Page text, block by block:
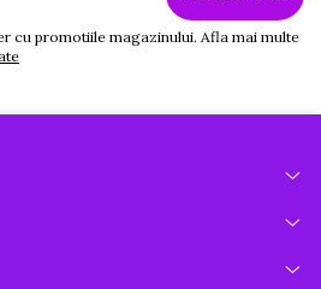
cu promotiile magazinului. Afla mai multe